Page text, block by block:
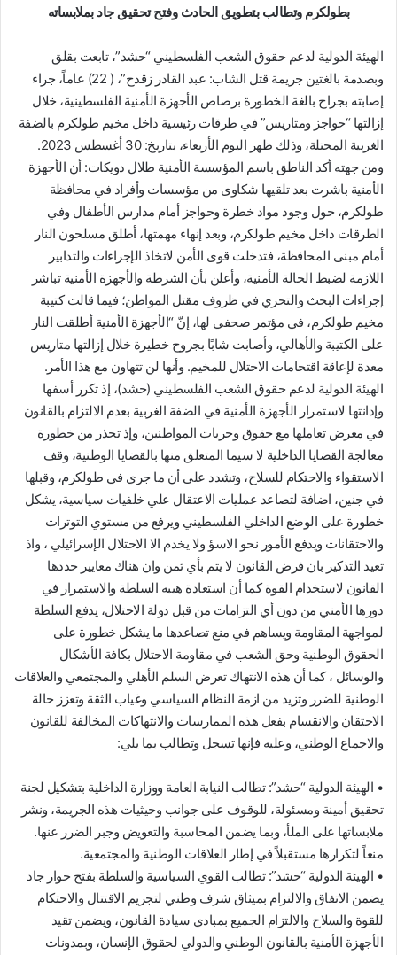
بطولكرم وتطالب بتطويق الحادث وفتح تحقيق جاد بملابساته
الهيئة الدولية لدعم حقوق الشعب الفلسطيني “حشد”، تابعت بقلق
وبصدمة بالغتين جريمة قتل الشاب: عبد القادر زقدح”، ( 22) عاماً، جراء
إصابته بجراح بالغة الخطورة برصاص الأجهزة الأمنية الفلسطينية، خلال
إزالتها “حواجز ومتاريس” في طرقات رئيسية داخل مخيم طولكرم بالضفة
الغربية المحتلة، وذلك ظهر اليوم الأربعاء، بتاريخ: 30 أغسطس 2023.
ومن جهته أكد الناطق باسم المؤسسة الأمنية طلال دويكات: أن الأجهزة
الأمنية باشرت بعد تلقيها شكاوى من مؤسسات وأفراد في محافظة
طولكرم، حول وجود مواد خطرة وحواجز أمام مدارس الأطفال وفي
الطرقات داخل مخيم طولكرم، وبعد إنهاء مهمتها، أطلق مسلحون النار
أمام مبنى المحافظة، فتدخلت قوى الأمن لاتخاذ الإجراءات والتدابير
اللازمة لضبط الحالة الأمنية، وأعلن بأن الشرطة والأجهزة الأمنية تباشر
إجراءات البحث والتحري في ظروف مقتل المواطن؛ فيما قالت كتيبة
مخيم طولكرم، في مؤتمر صحفي لها، إنّ “الأجهزة الأمنية أطلقت النار
على الكتيبة والأهالي، وأصابت شابًا بجروح خطيرة خلال إزالتها متاريس
معدة لإعاقة اقتحامات الاحتلال للمخيم. وأنها لن تتهاون مع هذا الأمر.
الهيئة الدولية لدعم حقوق الشعب الفلسطيني (حشد)، إذ تكرر أسفها
وإدانتها لاستمرار الأجهزة الأمنية في الضفة الغربية بعدم الالتزام بالقانون
في معرض تعاملها مع حقوق وحريات المواطنين، وإذ تحذر من خطورة
معالجة القضايا الداخلية لا سيما المتعلق منها بالقضايا الوطنية، وقف
الاستقواء والاحتكام للسلاح، وتشدد على أن ما جري في طولكرم، وقبلها
في جنين، اضافة لتصاعد عمليات الاعتقال علي خلفيات سياسية، يشكل
خطورة على الوضع الداخلي الفلسطيني ويرفع من مستوي التوترات
والاحتقانات ويدفع الأمور نحو الاسؤ ولا يخدم الا الاحتلال الإسرائيلي ، واذ
تعيد التذكير بان فرض القانون لا يتم بأي ثمن وان هناك معايير حددها
القانون لاستخدام القوة كما أن استعادة هيبه السلطة والاستمرار في
دورها الأمني من دون أي التزامات من قبل دولة الاحتلال، يدفع السلطة
لمواجهة المقاومة ويساهم في منع تصاعدها ما يشكل خطورة على
الحقوق الوطنية وحق الشعب في مقاومة الاحتلال بكافة الأشكال
والوسائل ، كما أن هذه الانتهاك تعرض السلم الأهلي والمجتمعي والعلاقات
الوطنية للضرر وتزيد من ازمة النظام السياسي وغياب الثقة وتعزز حالة
الاحتقان والانقسام بفعل هذه الممارسات والانتهاكات المخالفة للقانون
والاجماع الوطني، وعليه فإنها تسجل وتطالب بما يلي:
• الهيئة الدولية “حشد”: تطالب النيابة العامة ووزارة الداخلية بتشكيل لجنة
تحقيق أمينة ومسئولة، للوقوف على جوانب وحيثيات هذه الجريمة، ونشر
ملابساتها على الملأ، وبما يضمن المحاسبة والتعويض وجبر الضرر عنها.
منعاً لتكرارها مستقبلاً في إطار العلاقات الوطنية والمجتمعية.
• الهيئة الدولية “حشد”: تطالب القوي السياسية والسلطة بفتح حوار جاد
يضمن الاتفاق والالتزام بميثاق شرف وطني لتجريم الاقتتال والاحتكام
للقوة والسلاح والالتزام الجميع بمبادي سيادة القانون، ويضمن تقيد
الأجهزة الأمنية بالقانون الوطني والدولي لحقوق الإنسان، وبمدونات